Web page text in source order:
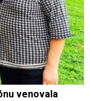
venovala